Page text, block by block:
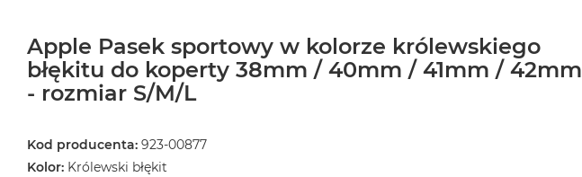
Apple Pasek sportowy w kolorze królewskiego
błękitu do koperty 38mm / 40mm / 41mm / 42mm
- rozmiar S/M/L
Kod producenta: 923-00877
Kolor: Królewski błękit